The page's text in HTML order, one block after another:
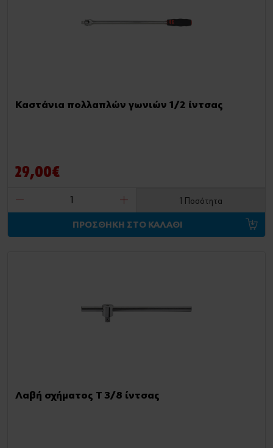
Καστάνια πολλαπλών γωνιών 1/2 ίντσας
29,00€
1 Ποσότητα
ΠΡΟΣΘΗΚΗ ΣΤΟ ΚΑΛΑΘΙ
Λαβή σχήματος Τ 3/8 ίντσας